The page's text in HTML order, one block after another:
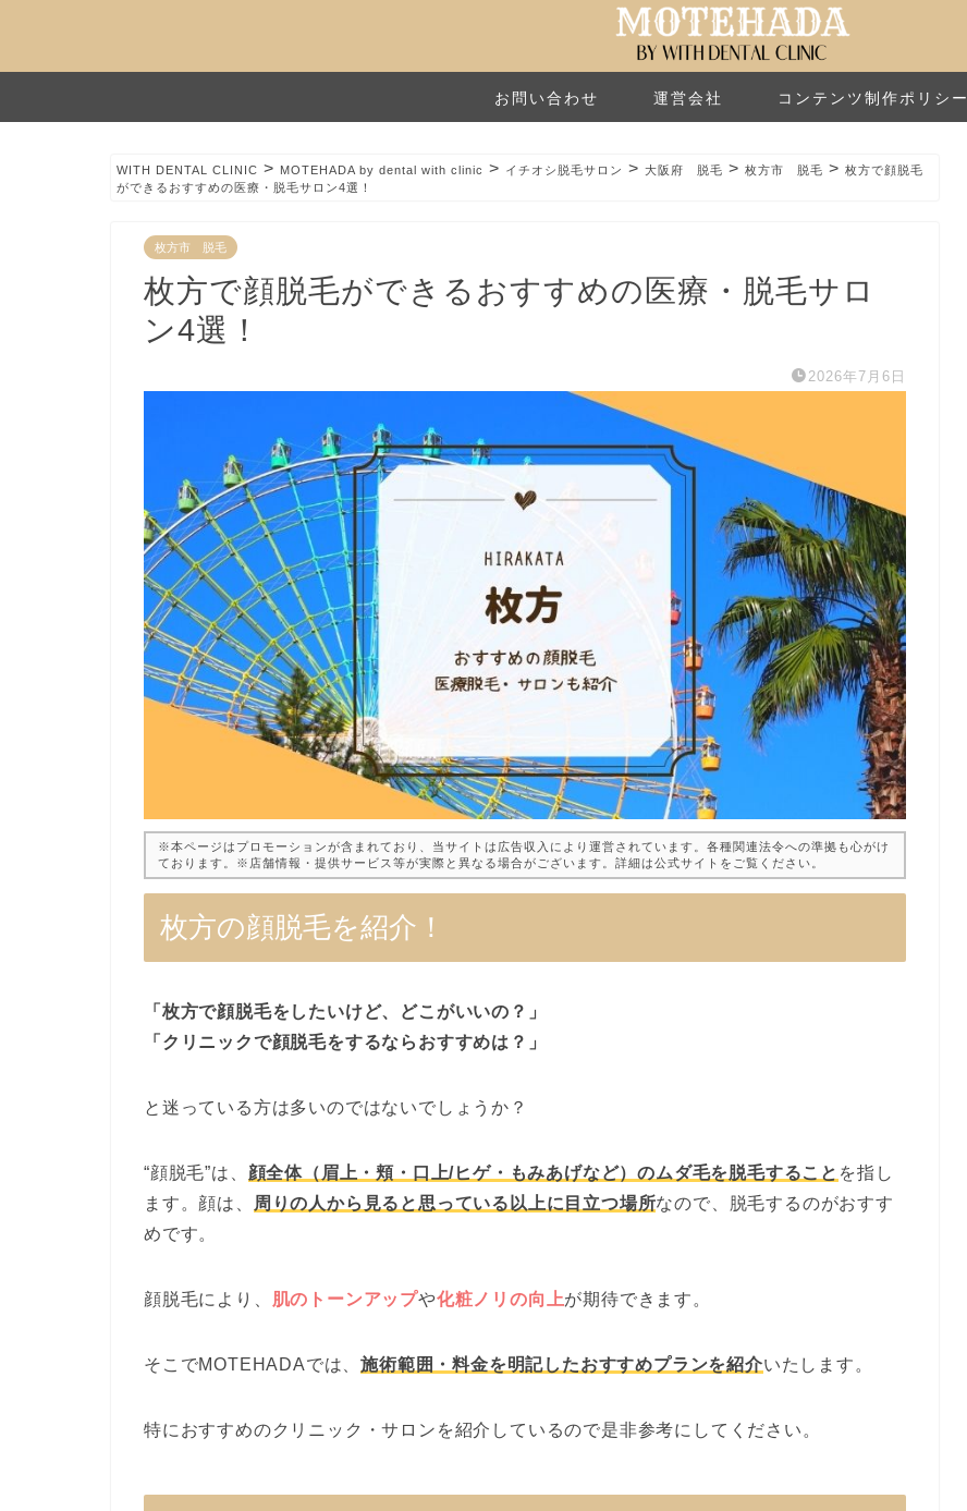
お問い合わせ 運営会社 コンテンツ制作ポリシー
WITH DENTAL CLINIC > MOTEHADA by dental with clinic > イチオシ脱毛サロン > 大阪府 脱毛 > 枚方市 脱毛 > 枚方で顔脱毛
ができるおすすめの医療・脱毛サロン4選！
枚方市 脱毛
枚方で顔脱毛ができるおすすめの医療・脱毛サロ
ン4選！
2026年7月6日
※本ページはプロモーションが含まれており、当サイトは広告収入により運営されています。各種関連法令への準拠も心がけ
ております。※店舗情報・提供サービス等が実際と異なる場合がございます。詳細は公式サイトをご覧ください。
枚方の顔脱毛を紹介！
「枚方で顔脱毛をしたいけど、どこがいいの？」
「クリニックで顔脱毛をするならおすすめは？」
と迷っている方は多いのではないでしょうか？
“顔脱毛”は、 顔全体（眉上・頬・口上/ヒゲ・もみあげなど）のムダ毛を脱毛すること を指し
ます。顔は、
周りの人から見ると思っている以上に目立つ場所なので、脱毛するのがおすす
めです。
顔脱毛により、 肌のトーンアップや化粧ノリの向上が期待できます。
そこでMOTEHADAでは、施術範囲・料金を明記したおすすめプランを紹介いたします。
特におすすめのクリニック・サロンを紹介しているので是非参考にしてください。